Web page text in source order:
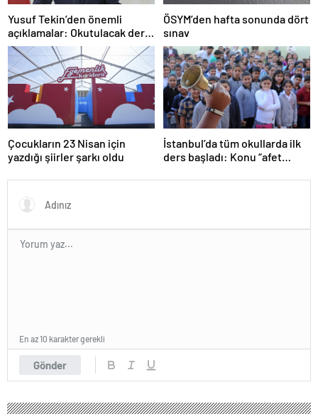
Yusuf Tekin’den önemli
açıklamalar: Okutulacak dersi
kalmamış öğretmene branş
değişikliği masada
ÖSYM’den hafta sonunda dört
sınav
Çocukların 23 Nisan için
yazdığı şiirler şarkı oldu
İstanbul’da tüm okullarda ilk
ders başladı: Konu “afet
Gönder
En az 10 karakter gerekli